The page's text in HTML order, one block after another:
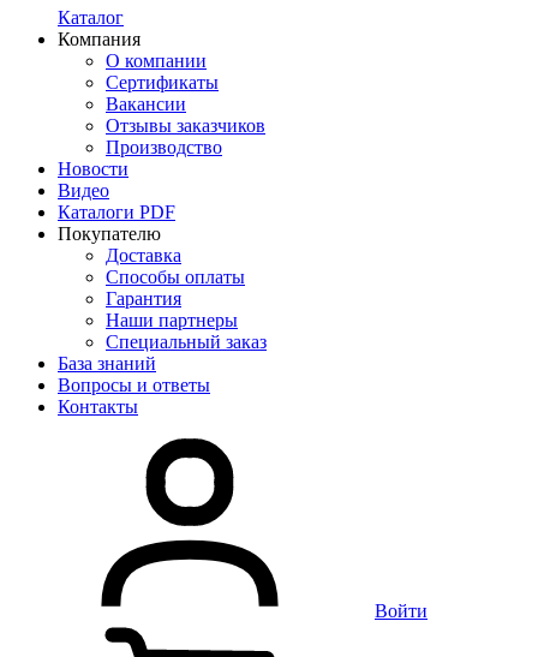
Каталог
Компания
О компании
Сертификаты
Вакансии
Отзывы заказчиков
Производство
Новости
Видео
Каталоги PDF
Покупателю
Доставка
Способы оплаты
Гарантия
Наши партнеры
Специальный заказ
База знаний
Вопросы и ответы
Контакты
Войти